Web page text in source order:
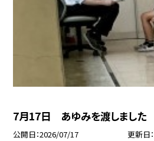
7月17日 あゆみを渡しました
公開日 2026/07/17 更新日